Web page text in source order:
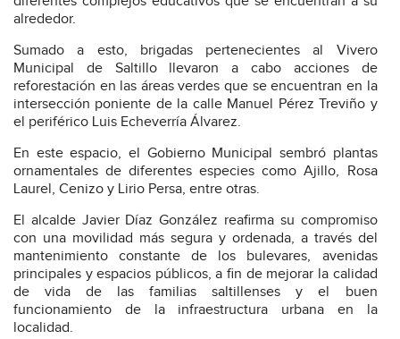
alrededor.
Sumado a esto, brigadas pertenecientes al Vivero
Municipal de Saltillo llevaron a cabo acciones de
reforestación en las áreas verdes que se encuentran en la
intersección poniente de la calle Manuel Pérez Treviño y
el periférico Luis Echeverría Álvarez.
En este espacio, el Gobierno Municipal sembró plantas
ornamentales de diferentes especies como Ajillo, Rosa
Laurel, Cenizo y Lirio Persa, entre otras.
El alcalde Javier Díaz González reafirma su compromiso
con una movilidad más segura y ordenada, a través del
mantenimiento constante de los bulevares, avenidas
principales y espacios públicos, a fin de mejorar la calidad
de vida de las familias saltillenses y el buen
funcionamiento de la infraestructura urbana en la
localidad.